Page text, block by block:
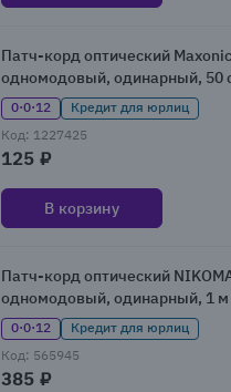
Патч-корд оптический
одномодовый, одинарный, 50
SU-SU-SMS3L-05m)
0·0·12
Кредит для юрлиц
Код: 1227425
125 ₽
В корзину
Патч-корд оптический
одномодовый, одинарный, 1 м
PC1S2C2-SCU-SCU-001)
0·0·12
Кредит для юрлиц
Код: 565945
385 ₽